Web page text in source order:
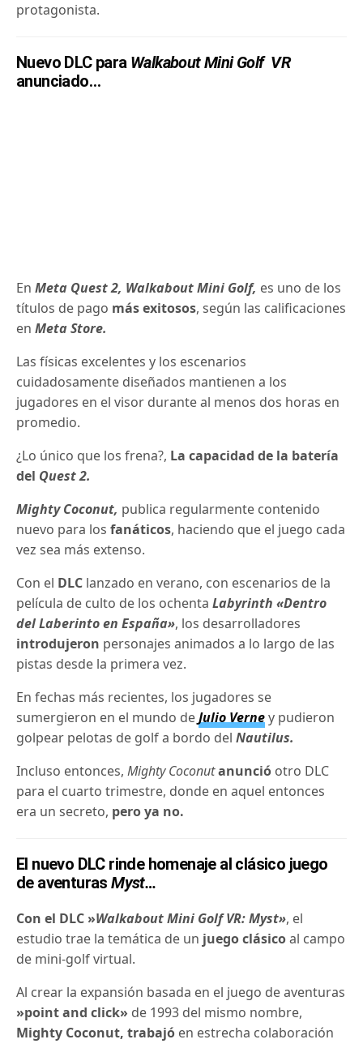
protagonista.
Nuevo DLC para Walkabout Mini Golf VR
anunciado…
EnMeta Quest 2, Walkabout Mini Golf, es uno de los
títulos de pago más exitosos, según las calificaciones
enMeta Store.
Las físicas excelentes y los escenarios
cuidadosamente diseñados mantienen a los
jugadores en el visor durante al menos dos horas en
promedio.
¿Lo único que los frena?, La capacidad de la batería
del Quest 2.
Mighty Coconut, publica regularmente contenido
nuevo para losfanáticos, haciendo que el juego cada
vez sea más extenso.
Con el DLC lanzado en verano, con escenarios de la
película de culto de los ochenta Labyrinth«Dentro
del Laberinto en España», los desarrolladores
introdujeron personajes animados a lo largo de las
pistas desde la primera vez.
En fechas más recientes, los jugadores se
sumergieron en el mundo deJulio Verney pudieron
golpear pelotas de golf a bordo delNautilus.
Incluso entonces,Mighty Coconutanunció otro DLC
para el cuarto trimestre, donde en aquel entonces
era un secreto, pero ya no.
El nuevo DLC rinde homenaje al clásico juego
de aventurasMyst…
Con el DLC »Walkabout Mini Golf VR: Myst», el
estudio trae la temática de un juego clásicoal campo
de mini-golf virtual.
Al crear la expansión basada en el juego de aventuras
»point and click» de 1993 del mismo nombre,
Mighty Coconut, trabajó en estrecha colaboración